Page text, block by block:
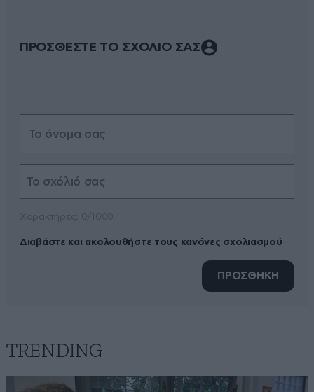
ΠΡΟΣΘΕΣΤΕ ΤΟ ΣΧΟΛΙΟ ΣΑΣ
Διαβάστε και ακολουθήστε τους κανόνες σχολιασμού
ΠΡΟΣΘΗΚΗ
TRENDING